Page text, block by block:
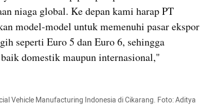
niaga global. Ke depan kami harap PT
model-model untuk memenuhi pasar ekspor
seperti Euro 5 dan Euro 6, sehingga
domestik maupun internasional,"
Vehicle Manufacturing Indonesia di Cikarang. Foto: Aditya